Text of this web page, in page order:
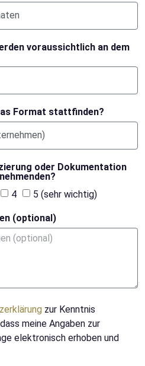
voraussichtlich an dem
Format stattfinden?
oder Dokumentation
4 5 (sehr wichtig)
(optional)
zur Kenntnis
meine Angaben zur
elektronisch erhoben und